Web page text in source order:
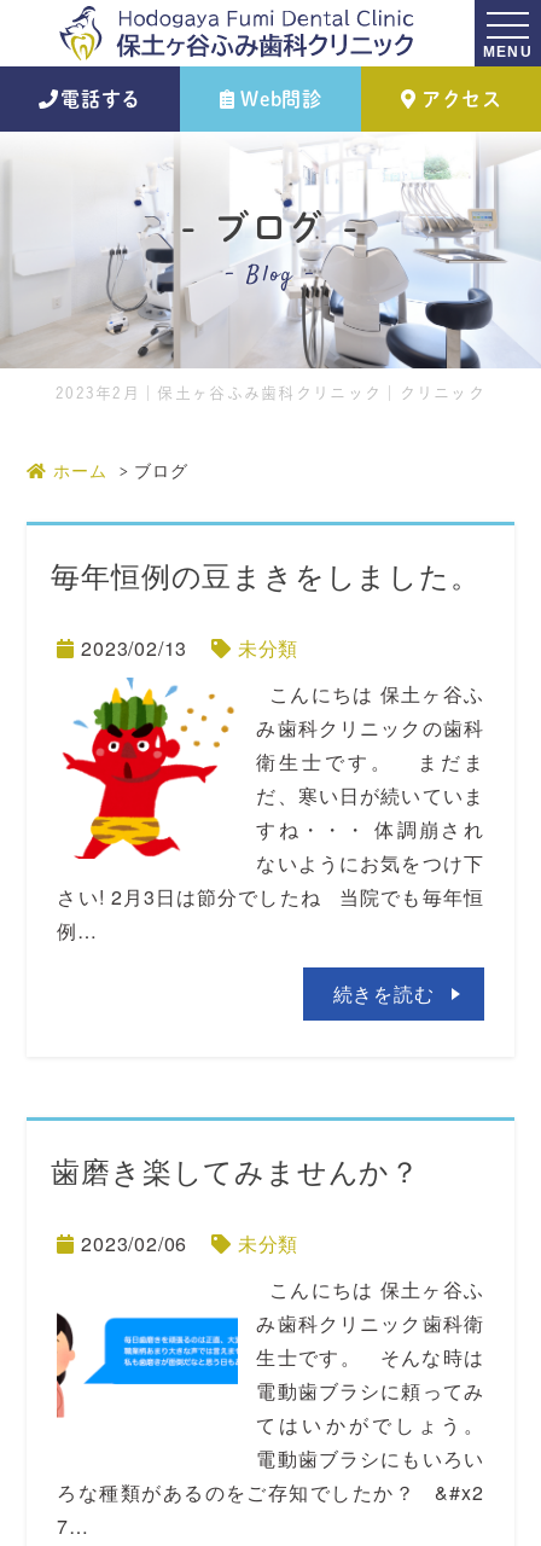
MENU
電話する Web問診 アクセス
ブログ
Blog
2023年2月｜保土ヶ谷ふみ歯科クリニック｜クリニック
ホーム ブログ
毎年恒例の豆まきをしました。
2023/02/13
未分類
こんにちは 保土ヶ谷ふ
み歯科クリニックの歯科
衛生士です。 まだま
だ、寒い日が続いていま
すね・・・ 体調崩され
ないようにお気をつけ下
さい! 2月3日は節分でしたね 当院でも毎年恒
例…
続きを読む
歯磨き楽してみませんか？
2023/02/06
未分類
こんにちは 保土ヶ谷ふ
み歯科クリニック歯科衛
生士です。 そんな時は
電動歯ブラシに頼ってみ
てはいかがでしょう。
電動歯ブラシにもいろい
ろな種類があるのをご存知でしたか？ &#x2
7…